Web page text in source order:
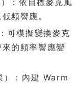
頻響應。
可模擬變換麥克
的頻率響應變
：內建 Warm